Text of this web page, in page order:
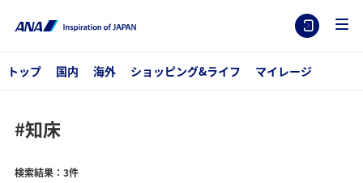
トップ 国内 海外 ショッピング&ライフ マイレージ
#知床
検索結果：3件